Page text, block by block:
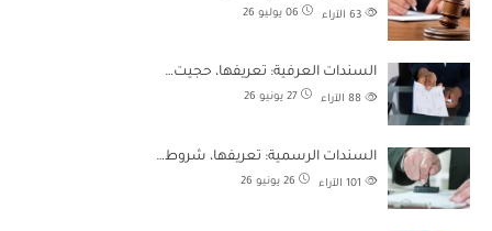
06 يوليو 26 الآراء
السندات العرفية: تعريفها، حجيت…
27 يونيو 26 الآراء
السندات الرسمية: تعريفها، شروط…
26 يونيو 26 الآراء